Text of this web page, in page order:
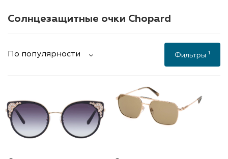
Солнцезащитные очки Chopard
По популярности Фильтры 1